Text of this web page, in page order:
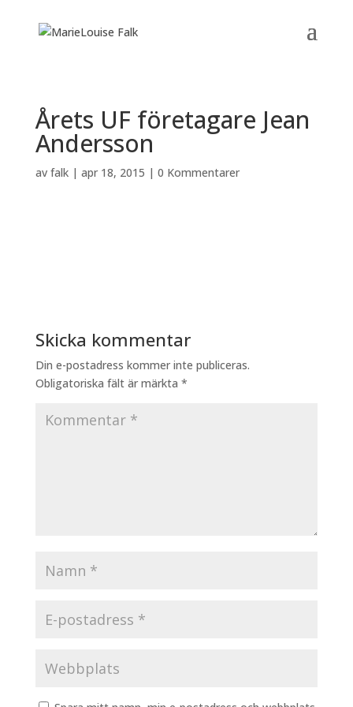
Årets UF företagare Jean
Andersson
av falk| apr 18, 2015 | 0 Kommentarer
Skicka kommentar
Din e-postadress kommer inte publiceras.
Obligatoriska fält är märkta *